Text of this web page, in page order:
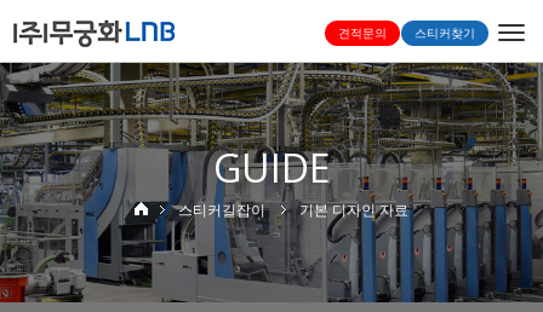
견적문의 스티커찾기
GUIDE
스티커길잡이 기본 디자인 자료